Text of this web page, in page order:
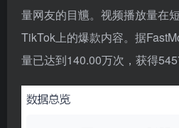
量网友的目兤。视频播放量在
TikTok上的爆款内容。据
量已达到140.00万次，获得